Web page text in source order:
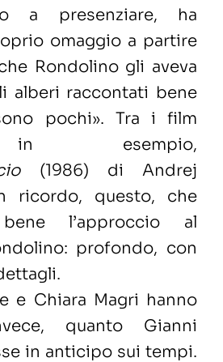
a presenziare, ha
omaggio a partire
Rondolino gli aveva
alberi raccontati bene
pochi». Tra i film
esempio,
(1986) di Andrej
ricordo, questo, che
l’approccio al
profondo, con
e Chiara Magri hanno
quanto Gianni
in anticipo sui tempi.